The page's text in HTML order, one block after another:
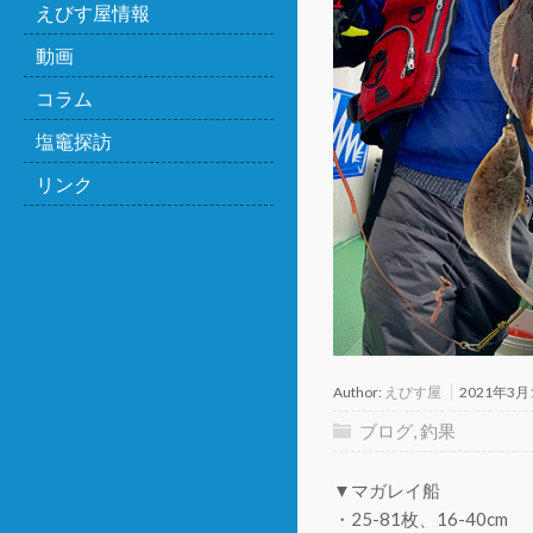
えびす屋情報
動画
コラム
塩竈探訪
リンク
Author: えびす屋 2021年3月
ブログ,釣果
▼マガレイ船
・25-81枚、16-40cm